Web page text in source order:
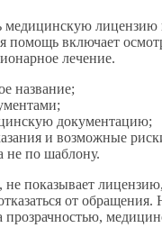
медицинскую лицензию
включает
лечение.
название;
документацию;
и возможные
не по шаблону.
показывает
от